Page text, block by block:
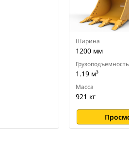
Ширина
1200 мм
Грузоподъемность
1.19 м³
Масса
921 кг